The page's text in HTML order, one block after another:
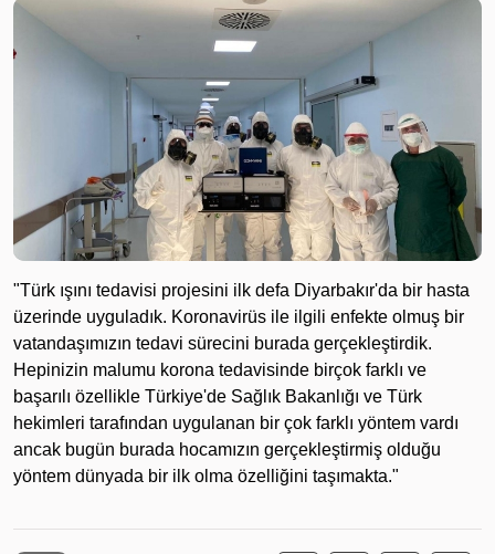
"Türk ışını tedavisi projesini ilk defa Diyarbakır'da bir hasta
üzerinde uyguladık. Koronavirüs ile ilgili enfekte olmuş bir
vatandaşımızın tedavi sürecini burada gerçekleştirdik.
Hepinizin malumu korona tedavisinde birçok farklı ve
başarılı özellikle Türkiye'de Sağlık Bakanlığı ve Türk
hekimleri tarafından uygulanan bir çok farklı yöntem vardı
ancak bugün burada hocamızın gerçekleştirmiş olduğu
yöntem dünyada bir ilk olma özelliğini taşımakta."